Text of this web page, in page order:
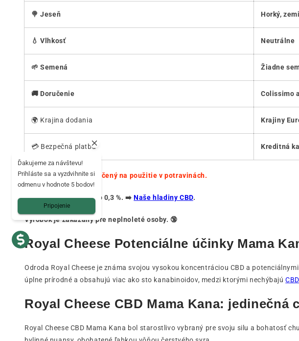
🍭 Jeseň Horký,
💧 Vlhkosť Neutrálne
🌱 Semená Žiadne
🚚 Doručenie Colissimo
🌍 Krajina dodania Krajiny
💳 Bezpečná platba Kreditná
Tento výrobok nie je určený na použitie v potravinách.
Obsah THC je nižší ako 0,3 %. ➡️Naše hladiny CBD.
Výrobok je zakázaný pre neplnoleté osoby. 🔞
Royal Cheese Potenciálne účinky Mama
Odroda Royal Cheese je známa svojou vysokou koncentráciou CBD a
úplne prírodné a obsahujú viac ako sto kanabinoidov, medzi ktorými nechýbajúCBD
Royal Cheese CBD Mama Kana: jedinečná
Royal Cheese CBD Mama Kana bol starostlivo vybraný pre svoju silu a bohatosť
Ďakujeme za návštevu!
Prihláste sa a vyzdvihnite si
odmenu v hodnote 5 bodov!
Pripojenie